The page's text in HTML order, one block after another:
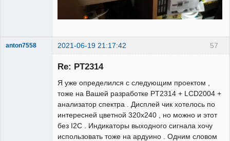
57
anton7558 2021-06-19 21:17:42
Re: PT2314
Я уже определился с следующим проектом ,
тоже на Вашей разработке PT2314 + LCD2004 +
анализатор спектра . Дисплей чик хотелось по
интересней цветной 320х240 , но можно и этот
без I2C . Индикаторы выходного сигнала хочу
использовать тоже на ардуино . Одним словом